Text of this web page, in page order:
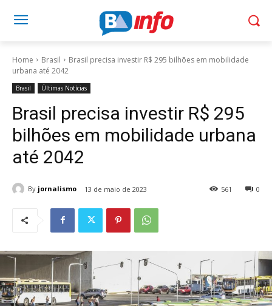
Home Brasil
Brasil precisa investir R$ 295 bilhões em mobilidade
urbana até 2042
Brasil Últimas Notícias
Brasil precisa investir R$ 295
bilhões em mobilidade urbana
até 2042
By jornalismo 13 de maio de 2023 0
561